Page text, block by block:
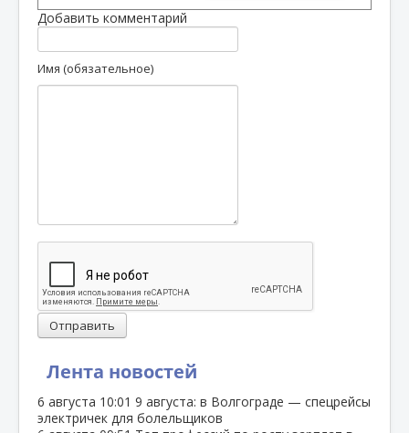
Лента новостей
6 августа 10:01 9 августа: в Волгограде — спецрейсы
электричек для болельщиков
Добавить комментарий
Имя (обязательное)
Отправить